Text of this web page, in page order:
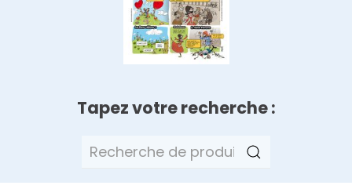
Tapez votre recherche :
Recherche